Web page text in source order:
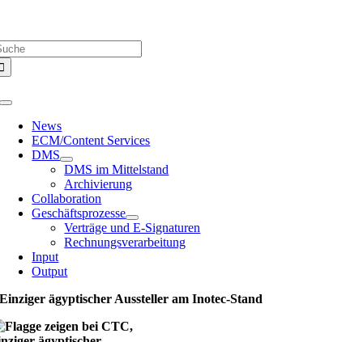
springen
Toggle
Navigation
News
ECM/Content Services
DMS
DMS im Mittelstand
Archivierung
Collaboration
Geschäftsprozesse
Verträge und E-Signaturen
Rechnungsverarbeitung
Input
Output
Einziger ägyptischer Aussteller am Inotec-Stand